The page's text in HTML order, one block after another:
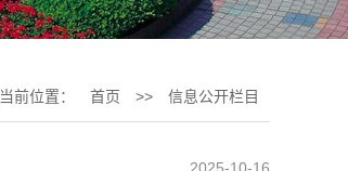
当前位置： 首页 >> 信息公开栏目